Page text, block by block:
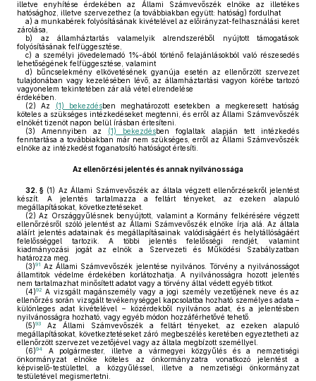
illetve enyhítése érdekében az Állami Számvevőszék elnöke az illetékes
hatósághoz, illetve szervezethez (a továbbiakban együtt: hatóság) fordulhat
a) a munkabérek folyósításának kivételével az előirányzat-felhasználási keret
zárolása,
b) az államháztartás valamelyik alrendszeréből nyújtott támogatások
folyósításának felfüggesztése,
c) a személyi jövedelemadó 1%-ából történő felajánlásokból való részesedés
lehetőségének felfüggesztése, valamint
d) bűncselekmény elkövetésének gyanúja esetén az ellenőrzött szervezet
tulajdonában vagy kezelésében lévő, az államháztartási vagyon körébe tartozó
vagyonelem tekintetében zár alá vétel elrendelése
érdekében.
(2) Az (1) bekezdésben meghatározott esetekben a megkeresett hatóság
köteles a szükséges intézkedéseket megtenni, és erről az Állami Számvevőszék
elnökét tizenöt napon belül írásban értesíteni.
(3) Amennyiben az (1) bekezdésben foglaltak alapján tett intézkedés
fenntartása a továbbiakban már nem szükséges, erről az Állami Számvevőszék
elnöke az intézkedést foganatosító hatóságot értesíti.
Az ellenőrzési jelentés és annak nyilvánossága
32. § (1) Az Állami Számvevőszék az általa végzett ellenőrzésekről jelentést
készít. A jelentés tartalmazza a feltárt tényeket, az ezeken alapuló
megállapításokat, következtetéseket.
(2) Az Országgyűlésnek benyújtott, valamint a Kormány felkérésére végzett
ellenőrzésről szóló jelentést az Állami Számvevőszék elnöke írja alá. Az általa
aláírt jelentés adatainak és megállapításainak valódiságáért és helytállóságáért
felelősséggel tartozik. A többi jelentés felelősségi rendjét, valamint
kiadmányozási jogát az elnök a Szervezeti és Működési Szabályzatban
határozza meg.
(3)91 Az Állami Számvevőszék jelentése nyilvános. Törvény a nyilvánosságot
államtitok védelme érdekében korlátozhatja. A nyilvánosságra hozott jelentés
nem tartalmazhat minősített adatot vagy a törvény által védett egyéb titkot.
(4)92 A vizsgált magánszemély vagy a jogi személy vezetőjének neve és az
ellenőrzés során vizsgált tevékenységgel kapcsolatba hozható személyes adata –
különleges adat kivételével – közérdekből nyilvános adat, és a jelentésben
nyilvánosságra hozható, vagy egyéb módon hozzáférhetővé tehető.
(5)93
Az Állami Számvevőszék a feltárt tényeket, az ezeken alapuló
megállapításokat, következtetéseket záró megbeszélés keretében egyeztetheti az
ellenőrzött szervezet vezetőjével vagy az általa megbízott személlyel.
(6)94
A polgármester, illetve a vármegyei közgyűlés és a nemzetiségi
önkormányzat elnöke köteles az önkormányzatra vonatkozó jelentést a
képviselő-testülettel, a közgyűléssel, illetve a nemzetiségi önkormányzat
testületével megismertetni.